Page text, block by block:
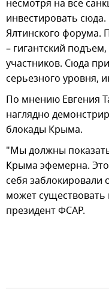
несмотря на все
инвестировать
Ялтинского
– гигантский
участников. Сюда
серьезного уровня,
По мнению Евгения
наглядно
блокады Крыма.
"Мы должны
Крыма эфемерна.
себя
может существовать
президент ФСАР.